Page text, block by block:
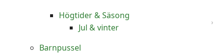
Högtider & Säsong
Jul & vinter
Barnpussel